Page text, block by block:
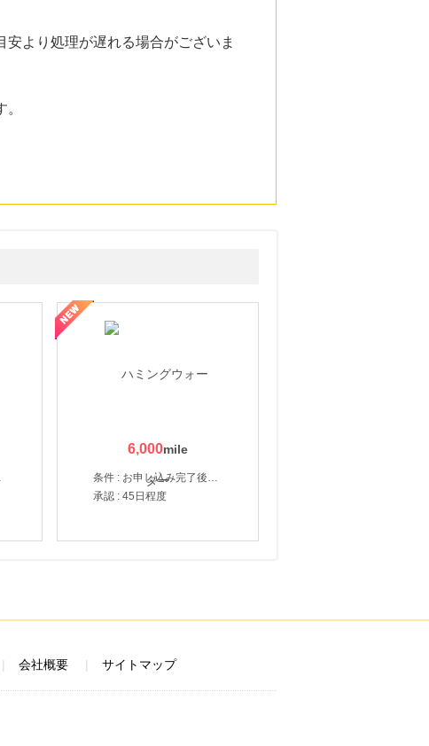
より処理が遅れる場合がございま
了
6,000
条件 : お申し込み完了後、決済登録完了と1ヶ月以内のサーバー初回設置。
承認 : 45日程度
会社概要 サイトマップ